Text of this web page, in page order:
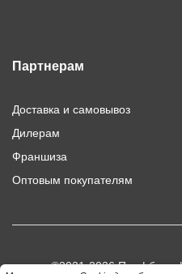
Партнерам
Доставка и самовывоз
Дилерам
Франшиза
Оптовым покупателям
©2021-2026